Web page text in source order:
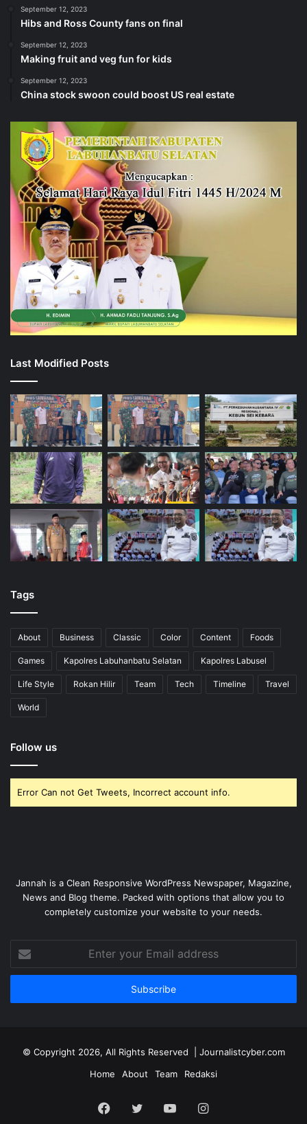
September 12, 2023
Hibs and Ross County fans on final
September 12, 2023
Making fruit and veg fun for kids
September 12, 2023
China stock swoon could boost US real estate
Last Modified Posts
Tags
About Business Classic Color Content Foods
Games Kapolres Labuhanbatu Selatan Kapolres Labusel
Life Style Rokan Hilir Team Tech Timeline Travel
World
Follow us
Error Can not Get Tweets, Incorrect account info.
Jannah is a Clean Responsive WordPress Newspaper, Magazine,
News and Blog theme. Packed with options that allow you to
completely customize your website to your needs.
your
Email
© Copyright 2026, All Rights Reserved | Journalistcyber.com
Home
About Team Redaksi
Facebook
TwitterYouTubeInstagram